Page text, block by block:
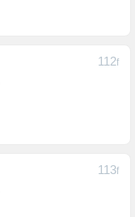
112F
113F